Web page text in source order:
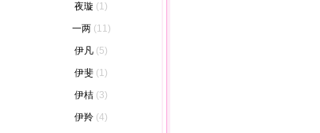
夜璇 (1)
一两 (11)
伊凡 (5)
伊斐 (1)
伊桔 (3)
伊羚 (4)